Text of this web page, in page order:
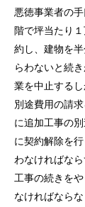
悪徳事業者の
階で坪当たり
約し、建物を
らわないと続
業を中止する
別途費用の請
に追加工事の
に契約解除を
わなければな
工事の続きを
なければならな